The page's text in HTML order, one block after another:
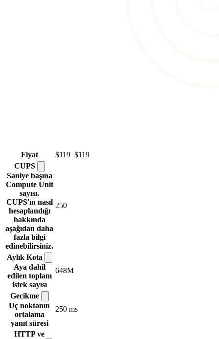
Fiyat $119 $119
CUPS
Saniye başına
Compute Unit
sayısı.
CUPS'ın nasıl
hesaplandığı
hakkında
aşağıdan daha
fazla bilgi
edinebilirsiniz.
250
Aylık Kota
Aya dahil
edilen toplam
istek sayısı
648M
Gecikme
Uç noktanın
ortalama
yanıt süresi
250 ms
HTTP ve